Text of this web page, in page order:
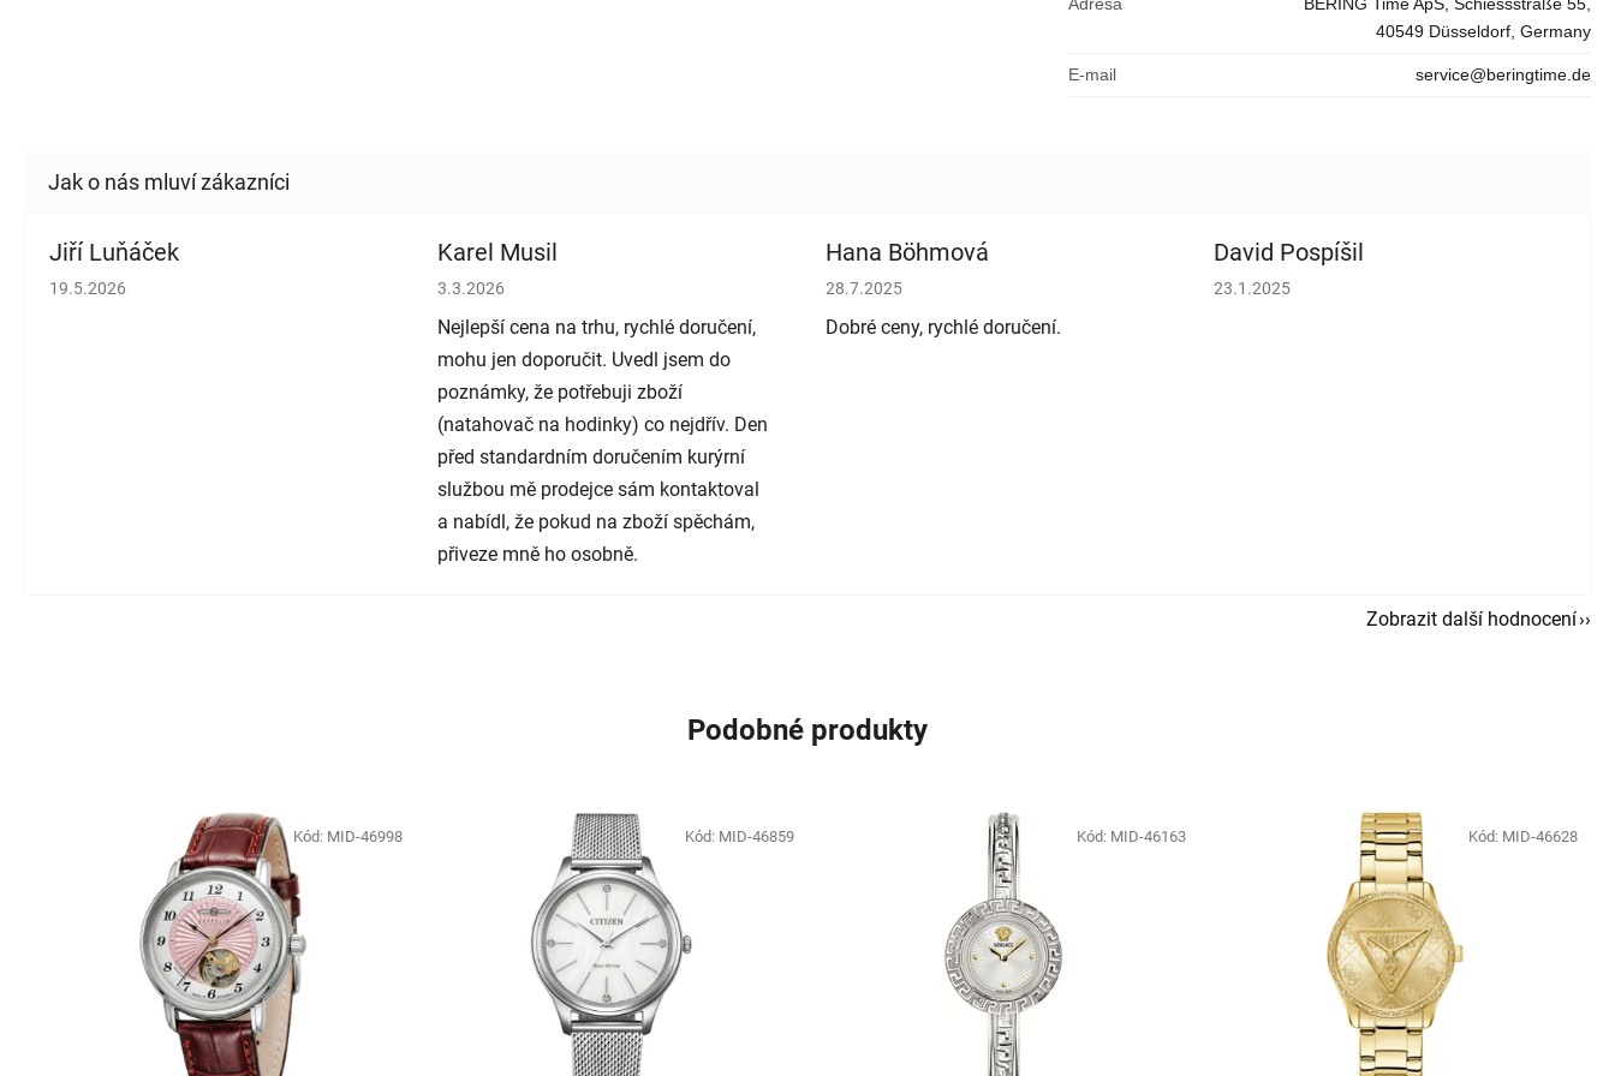
40549 Düsseldorf, Germany
E-mail service@beringtime.de
Jiří Luňáček
Hodnocení obchodu je 5 z 5 hvězdiček.
19.5.2026
Karel Musil
Hodnocení obchodu je 5 z 5 hvězdiček.
3.3.2026
Nejlepší cena na trhu, rychlé doručení,
mohu jen doporučit. Uvedl jsem do
poznámky, že potřebuji zboží
(natahovač na hodinky) co nejdřív. Den
před standardním doručením kurýrní
službou mě prodejce sám kontaktoval
a nabídl, že pokud na zboží spěchám,
přiveze mně ho osobně.
Hana Böhmová
Hodnocení obchodu je 5 z 5 hvězdiček.
28.7.2025
Dobré ceny, rychlé doručení.
David Pospíšil
Hodnocení obchodu je 5 z 5 hvězdiček.
23.1.2025
Zobrazit další hodnocení
Podobné produkty
Kód: MID-46998 Kód: MID-46859 Kód: MID-46163 Kód: MID-46628